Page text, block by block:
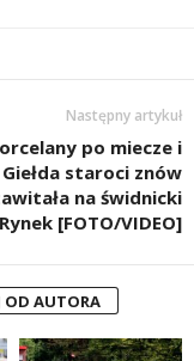
Następny artykuł
po miecze i
staroci znów
na świdnicki
Rynek [FOTO/VIDEO]
OD AUTORA